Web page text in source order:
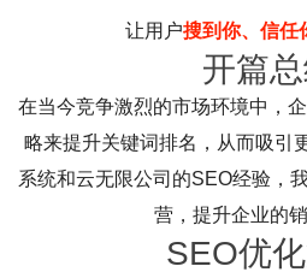
让用户搜到你、信任
开篇
在当今竞争激烈的市场环境中，
略来提升关键词排名，从而吸引
系统和云无限公司的SEO经验，
营，提升企业的销
SEO优